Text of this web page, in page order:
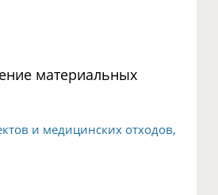
материальных
и медицинских отходов,